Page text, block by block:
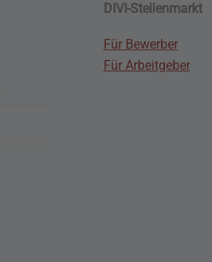
DIVI-Stellenmarkt
Für Bewerber
Für Arbeitgeber